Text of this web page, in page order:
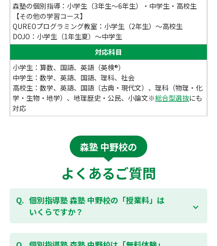
森塾の個別指導：小学生（3年生～6年生）・中学生・高校生
【その他の学習コース】
QUREOプログラミング教室：小学生（2年生）～高校生
DOJO：小学生（1年生夏）～中学生
対応科目
小学生：算数、国語、英語（英検®）
中学生：数学、英語、国語、理科、社会
高校生：数学、英語、国語（古典・現代文）、理科（物理・化
学・生物・地学）、地理歴史・公民、小論文※総合型選抜にも
対応
森塾 中野校の
よくあるご質問
個別指導塾 森塾 中野校の「授業料」は
いくらですか？
お子様の学年やご状況、校舎によって変わりますの
で、以下より、お気軽にお問合わせください。個別指